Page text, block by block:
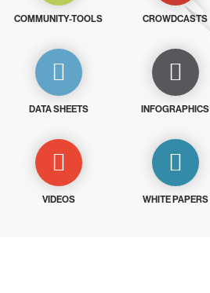
COMMUNITY-TOOLS CROWDCASTS
DATA SHEETS INFOGRAPHICS
VIDEOS WHITE PAPERS